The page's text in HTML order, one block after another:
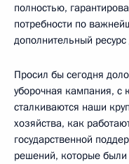
полностью,
потребности по
дополнительный
Просил бы сегодня
уборочная кампания,
сталкиваются наши
хозяйства, как
государственной
решений, которые